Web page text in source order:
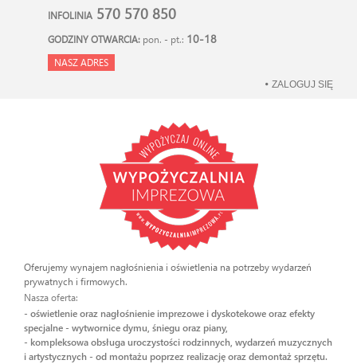
INFOLINIA 570 570 850
GODZINY OTWARCIA: pon. - pt.: 10-18
NASZ ADRES
ZALOGUJ SIĘ
Oferujemy wynajem nagłośnienia i oświetlenia na potrzeby wydarzeń
prywatnych i firmowych.
Nasza oferta:
- oświetlenie oraz nagłośnienie imprezowe i dyskotekowe oraz efekty
specjalne - wytwornice dymu, śniegu oraz piany,
- kompleksowa obsługa uroczystości rodzinnych, wydarzeń muzycznych
i artystycznych - od montażu poprzez realizację oraz demontaż sprzętu.